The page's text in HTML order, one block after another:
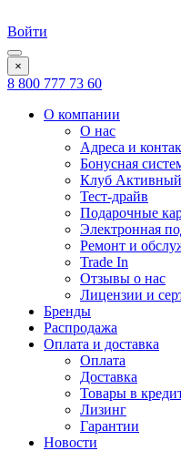
Войти
×
8 800 777 73 60
О компании
О нас
Адреса и
Бонусная
Клуб
Тест-драйв
Подарочные
Электронная
Ремонт и
Trade In
Отзывы о нас
Лицензии и
Бренды
Распродажа
Оплата и доставка
Оплата
Доставка
Товары в
Лизинг
Гарантии
Новости